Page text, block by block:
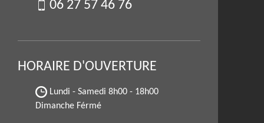
06 27 57 46 76
HORAIRE D'OUVERTURE
Lundi - Samedi 8h00 - 18h00
Dimanche Férmé